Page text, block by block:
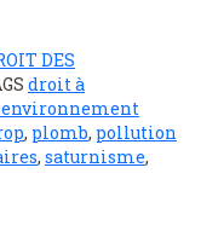
DES
droit à
environnement
, plomb, pollution
, saturnisme,